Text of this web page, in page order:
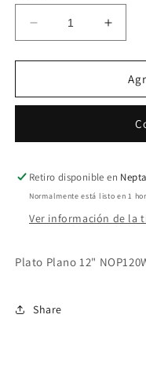
Reducir
cantidad
para
Plano
para
Plato
Plano
Retiro disponible en
Normalmente está listo en 1
Ver información de la
Plato Plano 12"
Share